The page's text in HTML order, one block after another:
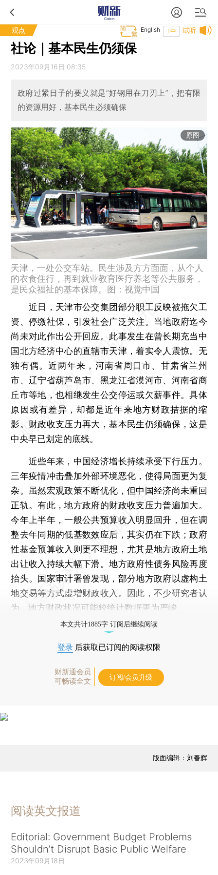
观点 试听
T中
English
社论｜基本民生仍须保
2023年09月16日 08:35
政府过紧日子的要义就是“好钢用在刀刃上”，把有限
的资源用好，基本民生必须确保
原图
天津，一处公交车站。民生涉及方方面面，从个人
的衣食住行，再到就业教育医疗养老等公共服务，
是民众福祉的基本保障。图：视觉中国
近日，天津市公交集团部分职工反映被拖欠工
资、停缴社保，引发社会广泛关注。当地政府迄今
尚未对此作出公开回应。此事发生在曾长期充当中
国北方经济中心的直辖市天津，着实令人震惊。无
独有偶。近两年来，河南省周口市、甘肃省兰州
市、辽宁省葫芦岛市、黑龙江省漠河市、河南省商
丘市等地，也相继发生公交停运或欠薪事件。具体
原因或有差异，却都是近年来地方财政拮据的缩
影。财政收支压力再大，基本民生仍须确保，这是
中央早已划定的底线。
近些年来，中国经济增长持续承受下行压力。
三年疫情冲击叠加外部环境恶化，使得局面更为复
杂。虽然宏观政策不断优化，但中国经济尚未重回
正轨。有此，地方政府的财政收支压力普遍加大。
今年上半年，一般公共预算收入明显回升，但在调
整去年同期的低基数效应后，其实仍在下跌；政府
性基金预算收入则更不理想，尤其是地方政府土地
出让收入持续大幅下滑。地方政府性债务风险再度
抬头。国家审计署曾发现，部分地方政府以虚构土
地交易等方式虚增财政收入。因此，不少研究者认
为，地方财政状况可能较统计数据更为严峻。
本文共计1885字 订阅后继续阅读
登录 后获取已订阅的阅读权限
财新通会员
可畅读全文
订阅/会员升级
版面编辑：刘春辉
阅读英文报道
Editorial: Government Budget Problems
Shouldn’t Disrupt Basic Public Welfare
2023年09月18日